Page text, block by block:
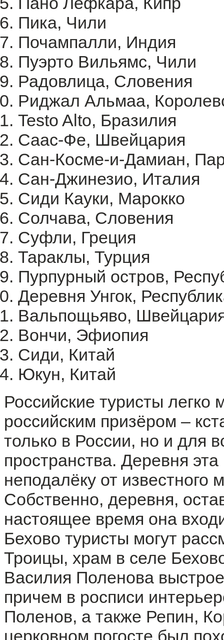
Пика, Чили
Почампалли, Индия
Пуэрто Вильямс, Чили
Радовлица, Словения
Риджал Альмаа,
Testo Alto, Бразилия
Саас-Фе, Швейцария
Сан-Косме-и-Дамиан,
Сан-Джинезио, Италия
Сиди Кауки, Марокко
Солчава, Словения
Суфли, Греция
Тараклы, Турция
Пурпурный остров,
Деревня Унгок,
Вальпощьяво,
Вончи, Эфиопия
Сиди, Китай
Юкун, Китай
Российские туристы легко
российским призёром –
только в России, но и для
пространства. Деревня
неподалёку от известного
Собственно, деревня,
настоящее время она
Бехово туристы могут
Троицы, храм в селе
Василия Поленова
причем в росписи
Поленов, а также Репин,